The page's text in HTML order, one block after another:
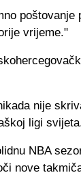
poštovanje
vrijeme."
nije
ligi
NBA
nove